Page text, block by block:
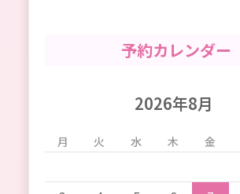
予約カレンダー
2026年8月
月 火 水 木 金